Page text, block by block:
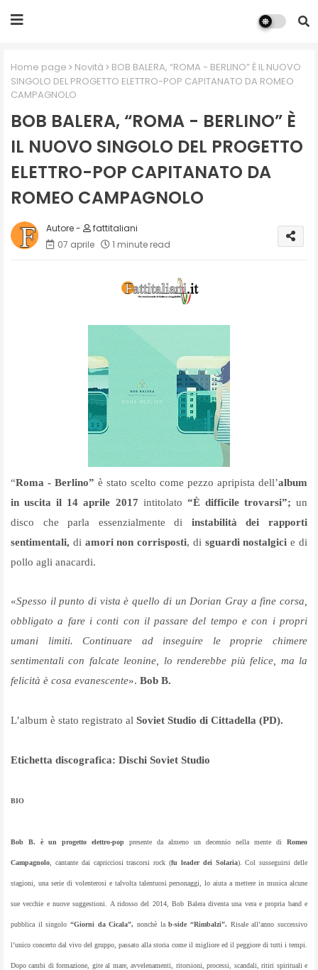
Home page Novità
BOB BALERA, “ROMA - BERLINO” È IL NUOVO
SINGOLO DEL PROGETTO ELETTRO-POP CAPITANATO DA ROMEO
CAMPAGNOLO
BOB BALERA, “ROMA - BERLINO” È
IL NUOVO SINGOLO DEL PROGETTO
ELETTRO-POP CAPITANATO DA
ROMEO CAMPAGNOLO
fattitaliani
07 aprile
1 minute read
“Roma - Berlino” è stato scelto come pezzo apripista dell’album
in uscita il 14 aprile 2017 intitolato “È difficile trovarsi”;un
disco che parla essenzialmente di instabilità dei rapporti
sentimentali, di amori non corrisposti, di sguardi nostalgici e di
pollo agli anacardi.
«Spesso il punto di vista è quello di un Dorian Gray a fine corsa,
obbligato a fare i conti con il passare del tempo e con i propri
umani limiti. Continuare ad inseguire le proprie chimere
sentimentali con falcate leonine, lo renderebbe più felice, ma la
felicità è cosa evanescente». Bob B.
L’album è stato registrato al Soviet Studio di Cittadella (PD).
Etichetta discografica: Dischi Soviet Studio
BIO
Bob B. è un progetto elettro-pop presente da almeno un decennio nella mente di Romeo
Campagnolo , cantante dai capricciosi trascorsi rock (fu leader dei Solaria). Col susseguirsi delle
stagioni, una serie di volenterosi e talvolta talentuosi personaggi, lo aiuta a mettere in musica alcune
sue vecchie e nuove suggestioni. A ridosso del 2014, Bob Balera diventa una vera e propria band e
pubblica il singolo “Giorni da Cicala”, nonchè lab-side “Rimbalzi”. Risale all’anno successivo
l’unico concerto dal vivo del gruppo, passato alla storia come il migliore ed il peggiore di tutti i tempi.
Dopo cambi di formazione, gite al mare, avvelenamenti, ritorsioni, processi, scandali, ritiri spirituali e